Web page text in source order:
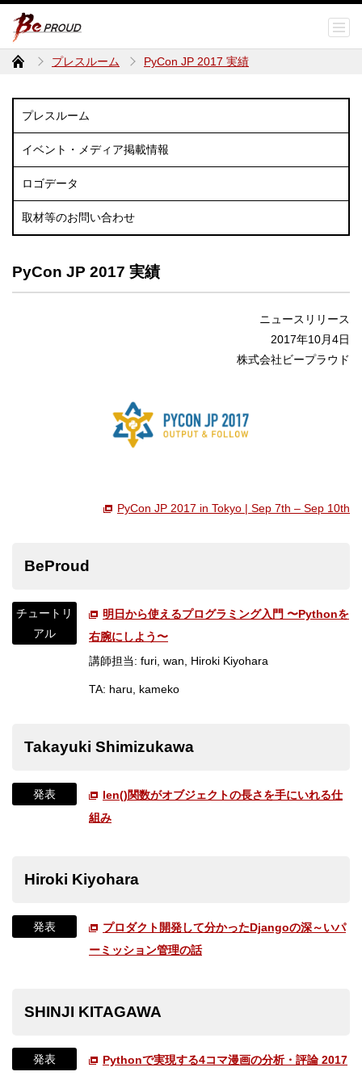
プレスルーム PyCon JP 2017 実績
プレスルーム
イベント・メディア掲載情報
ロゴデータ
取材等のお問い合わせ
PyCon JP 2017 実績
ニュースリリース
2017年10月4日
株式会社ビープラウド
PyCon JP 2017 in Tokyo | Sep 7th – Sep 10th
BeProud
チュートリ
アル
明日から使えるプログラミング入門 〜Pythonを
右腕にしよう〜
講師担当: furi, wan, Hiroki Kiyohara
TA: haru, kameko
Takayuki Shimizukawa
発表
len()関数がオブジェクトの長さを手にいれる仕
組み
Hiroki Kiyohara
発表
プロダクト開発して分かったDjangoの深～いパ
ーミッション管理の話
SHINJI KITAGAWA
発表 Pythonで実現する4コマ漫画の分析・評論 2017